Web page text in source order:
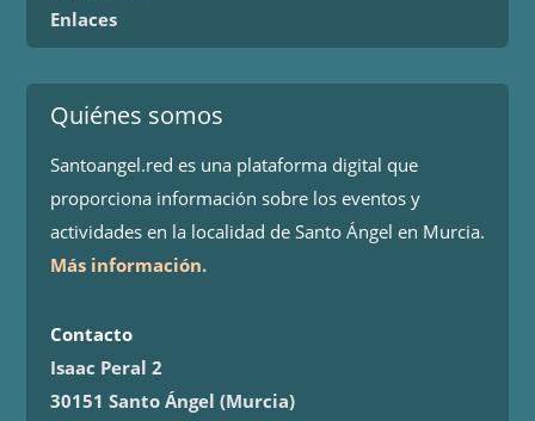
Enlaces
Quiénes somos
Santoangel.red es una plataforma digital que
proporciona información sobre los eventos y
actividades en la localidad de Santo Ángel en Murcia.
Más información.
Contacto
Isaac Peral 2
30151 Santo Ángel (Murcia)